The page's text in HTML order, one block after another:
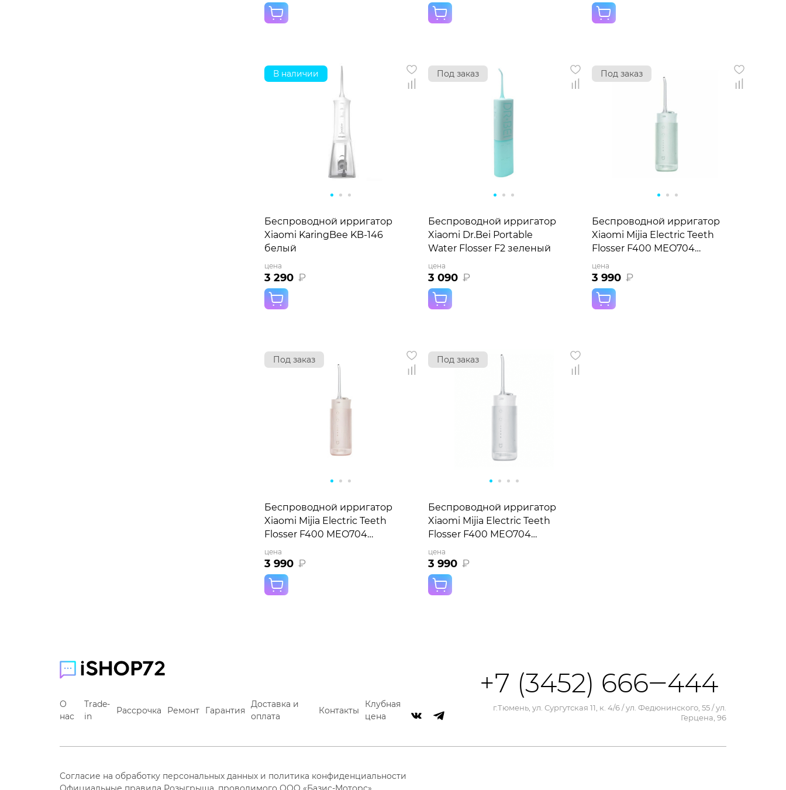
В наличии
Беспроводной ирригатор
Xiaomi KaringBee KB-146
белый
цена
3 290 ₽
Под заказ
Беспроводной ирригатор
Xiaomi Dr.Bei Portable
Water Flosser F2 зеленый
цена
3 090 ₽
Под заказ
Беспроводной ирригатор
Xiaomi Mijia Electric Teeth
Flosser F400 MEO704
зеленый
цена
3 990 ₽
Под заказ
Беспроводной ирригатор
Xiaomi Mijia Electric Teeth
Flosser F400 MEO704
розовый
цена
3 990 ₽
Под заказ
Беспроводной ирригатор
Xiaomi Mijia Electric Teeth
Flosser F400 MEO704
белый
цена
3 990 ₽
О
нас
Trade-
in
Рассрочка Ремонт Гарантия
Доставка и
оплата
Контакты
Клубная
цена
+7 (3452) 666‒444
г.Тюмень, ул. Сургутская 11, к. 4/6 / ул. Федюнинского, 55 / ул.
Герцена, 96
Согласие на обработку персональных данных и политика конфиденциальности